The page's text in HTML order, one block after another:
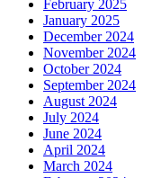
February 2025
January 2025
December 2024
November 2024
October 2024
September 2024
August 2024
July 2024
June 2024
April 2024
March 2024